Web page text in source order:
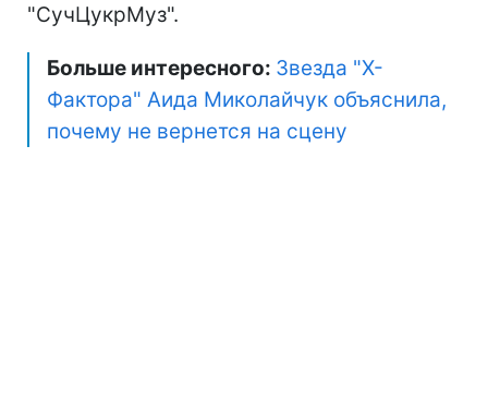
"СучЦукрМуз".
Больше интересного: Звезда "Х-
Фактора" Аида Миколайчук объяснила,
почему не вернется на сцену